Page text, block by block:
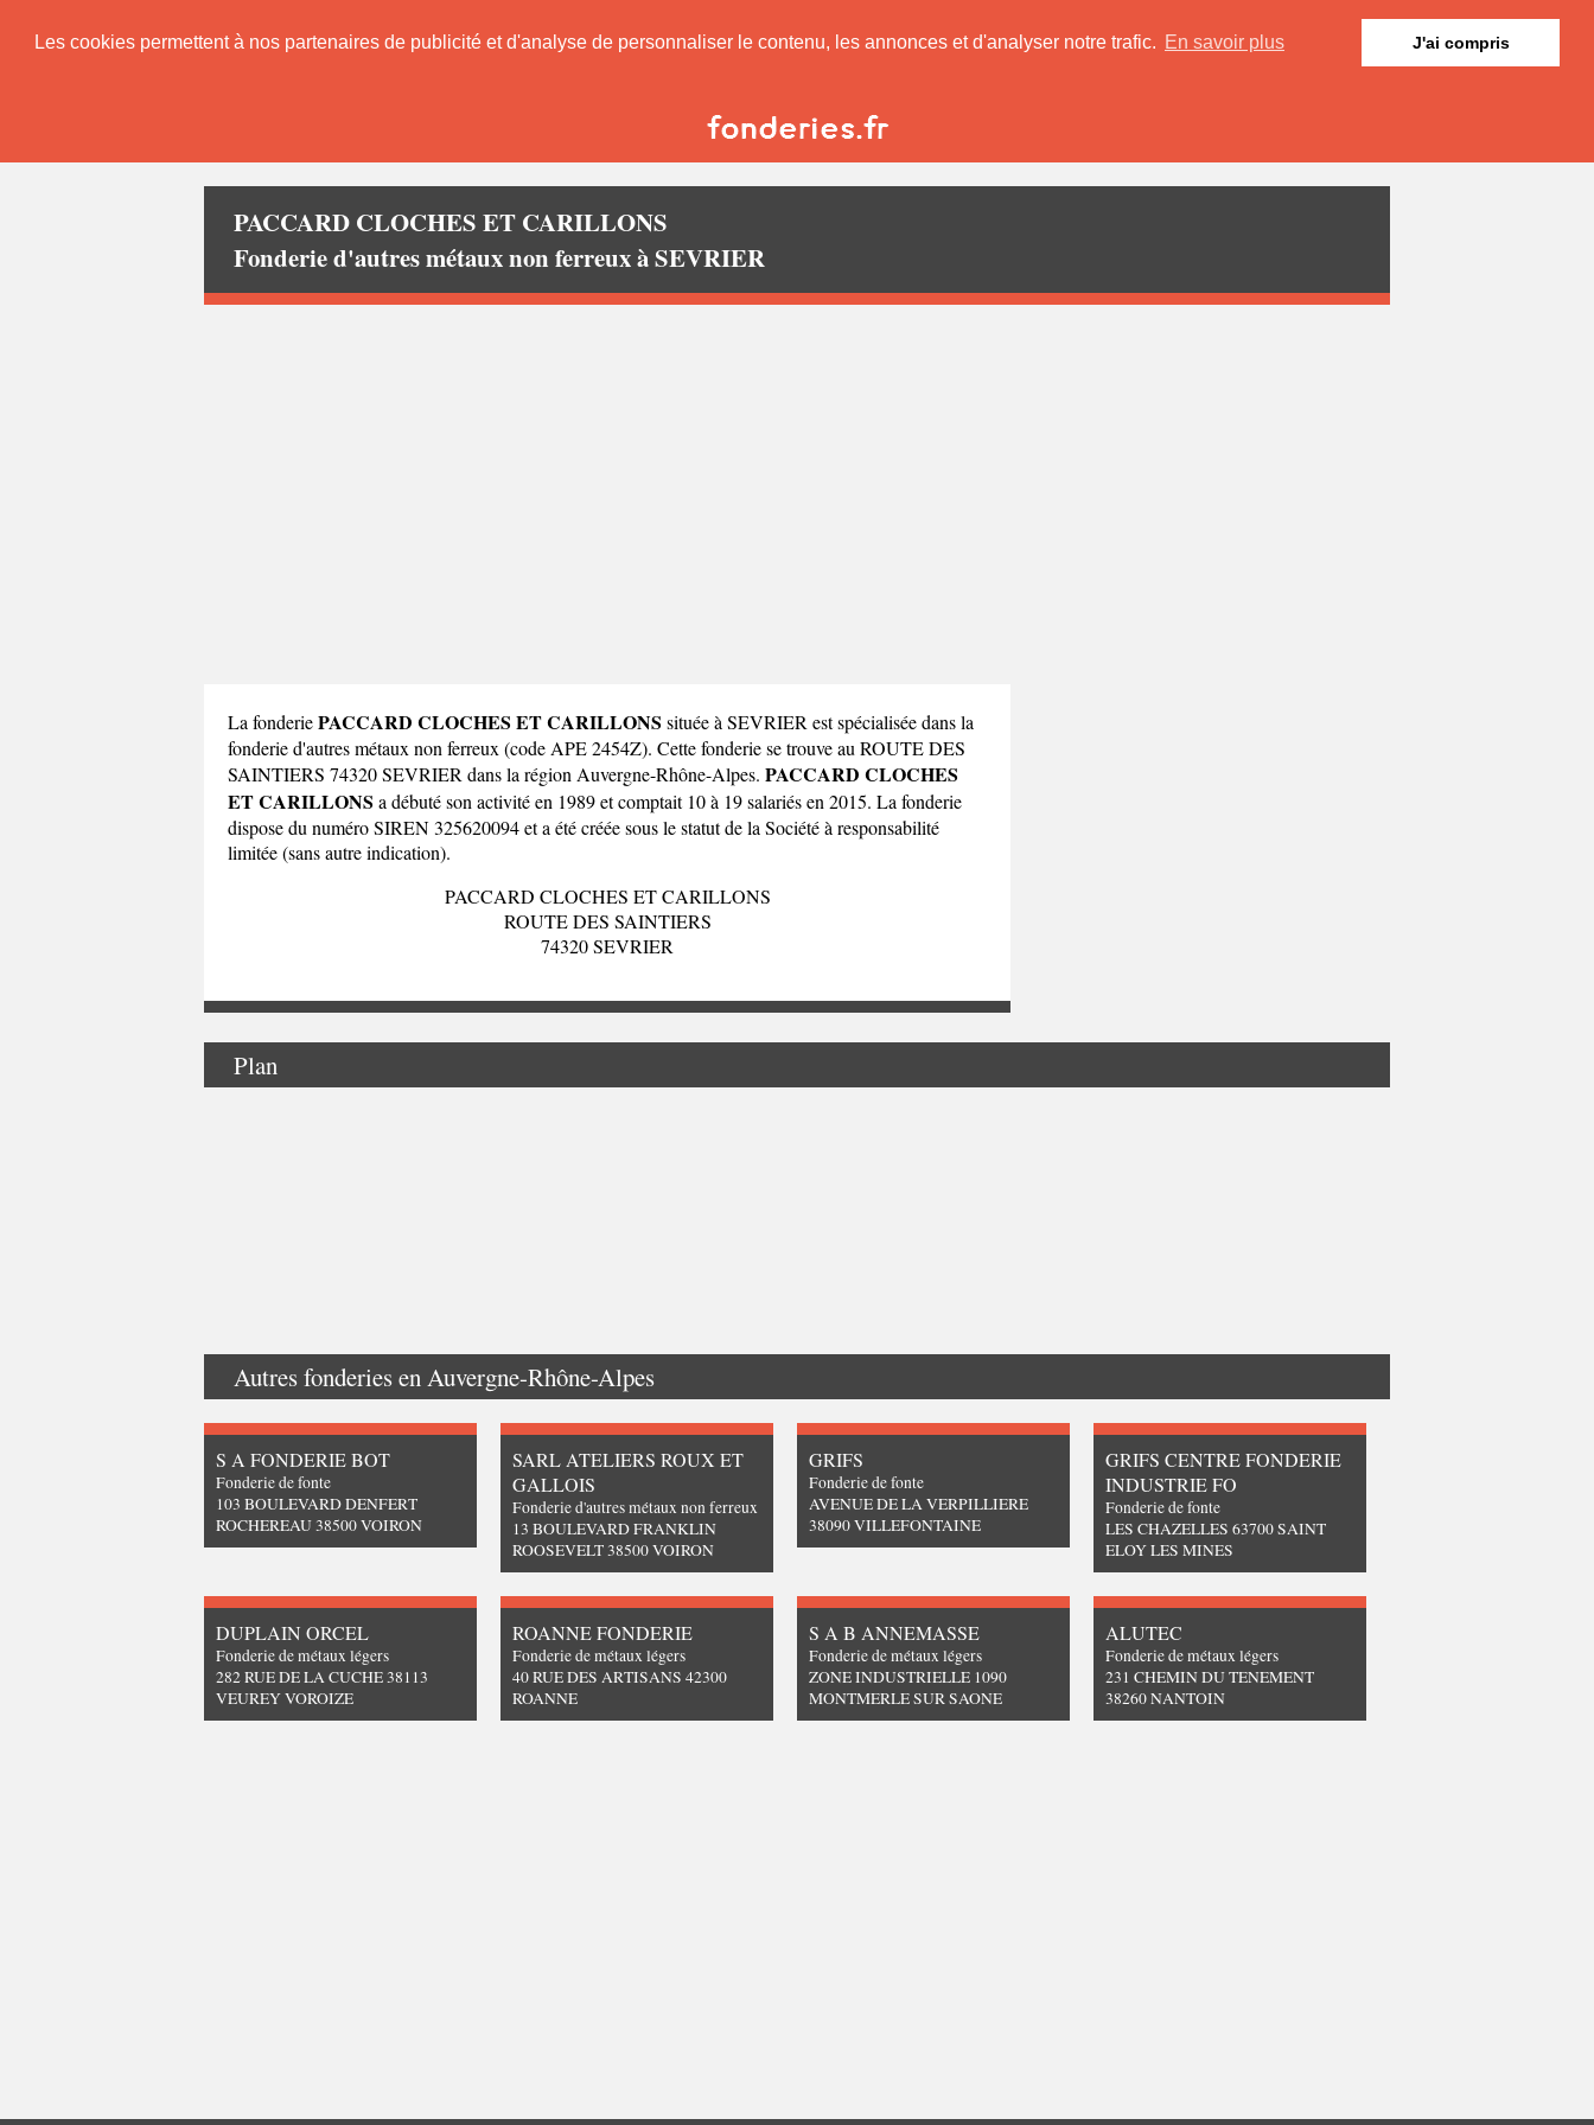
Les cookies permettent à nos partenaires de publicité et d'analyse de personnaliser le contenu, les annonces et d'analyser notre trafic. En savoir plus J'ai compris
PACCARD CLOCHES ET CARILLONS
Fonderie d'autres métaux non ferreux à SEVRIER
La fonderiePACCARD CLOCHES ET CARILLONS située à SEVRIER est spécialisée dans la
fonderie d'autres métaux non ferreux (code APE 2454Z). Cette fonderie se trouve au ROUTE DES
SAINTIERS 74320 SEVRIER dans la région Auvergne-Rhône-Alpes. PACCARD CLOCHES
ET CARILLONS a débuté son activité en 1989 et comptait 10 à 19 salariés en 2015. La fonderie
dispose du numéro SIREN 325620094 et a été créée sous le statut de la Société à responsabilité
limitée (sans autre indication).
PACCARD CLOCHES ET CARILLONS
ROUTE DES SAINTIERS
74320 SEVRIER
Plan
Autres fonderies en Auvergne-Rhône-Alpes
S A FONDERIE BOT
Fonderie de fonte
103 BOULEVARD DENFERT
ROCHEREAU 38500 VOIRON
SARL ATELIERS ROUX ET
GALLOIS
Fonderie d'autres métaux non ferreux
13 BOULEVARD FRANKLIN
ROOSEVELT 38500 VOIRON
GRIFS
Fonderie de fonte
AVENUE DE LA VERPILLIERE
38090 VILLEFONTAINE
GRIFS CENTRE FONDERIE
INDUSTRIE FO
Fonderie de fonte
LES CHAZELLES 63700 SAINT
ELOY LES MINES
DUPLAIN ORCEL
Fonderie de métaux légers
282 RUE DE LA CUCHE 38113
VEUREY VOROIZE
ROANNE FONDERIE
Fonderie de métaux légers
40 RUE DES ARTISANS 42300
ROANNE
S A B ANNEMASSE
Fonderie de métaux légers
ZONE INDUSTRIELLE 1090
MONTMERLE SUR SAONE
ALUTEC
Fonderie de métaux légers
231 CHEMIN DU TENEMENT
38260 NANTOIN